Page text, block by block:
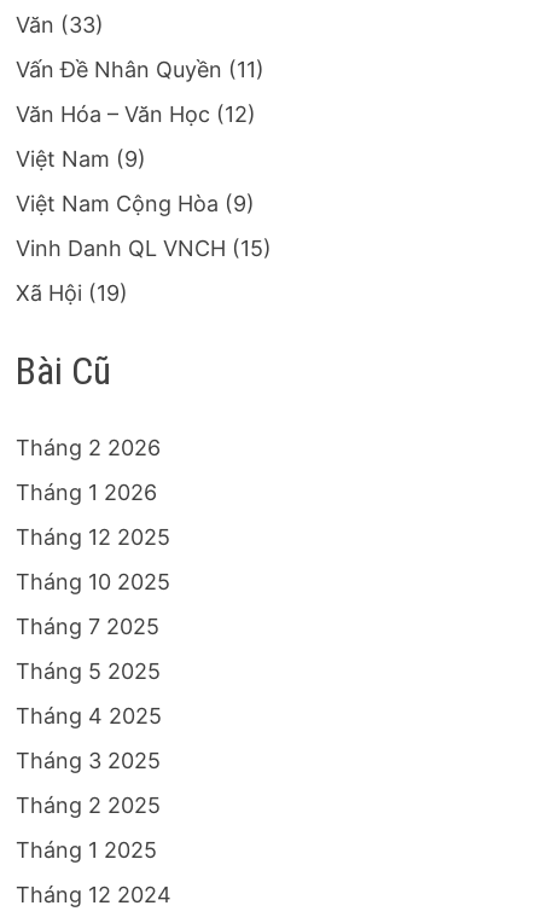
Văn (33)
Vấn Đề Nhân Quyền (11)
Văn Hóa – Văn Học (12)
Việt Nam (9)
Việt Nam Cộng Hòa (9)
Vinh Danh QL VNCH (15)
Xã Hội (19)
Bài Cũ
Tháng 2 2026
Tháng 1 2026
Tháng 12 2025
Tháng 10 2025
Tháng 7 2025
Tháng 5 2025
Tháng 4 2025
Tháng 3 2025
Tháng 2 2025
Tháng 1 2025
Tháng 12 2024